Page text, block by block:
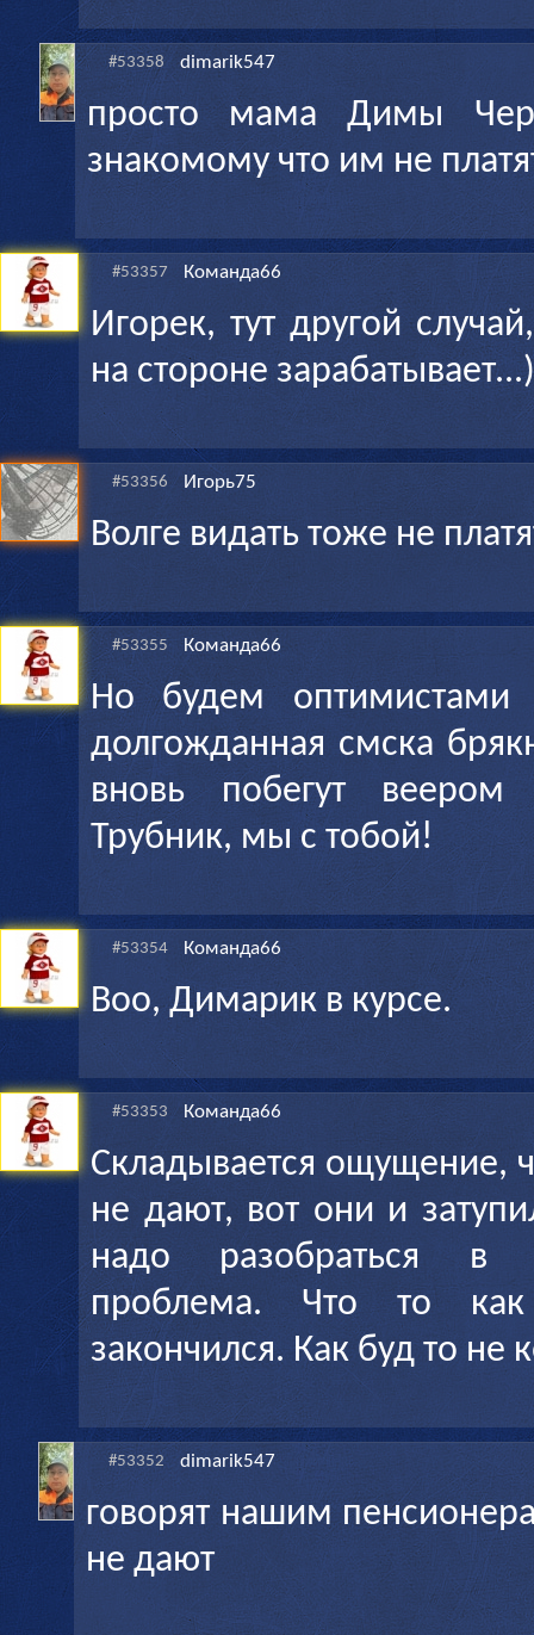
#53358 dimarik547
просто мама Димы
знакомому что им не
#53357 Команда66
Игорек, тут другой
на стороне зарабатывает...)
#53356 Игорь75
Волге видать тоже не
#53355 Команда66
Но будем
долгожданная смска
вновь побегут
Трубник, мы с тобой!
#53354 Команда66
Воо, Димарик в курсе.
#53353 Команда66
Складывается ощущение,
не дают, вот они и
надо разобраться в
проблема. Что то
закончился. Как буд то не
#53352 dimarik547
говорят нашим
не дают